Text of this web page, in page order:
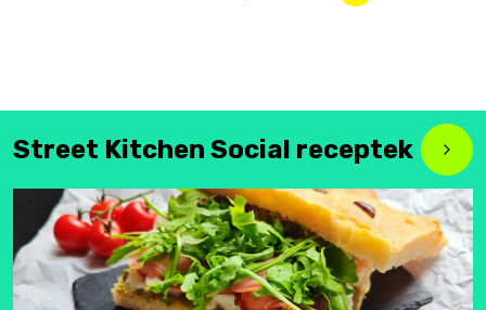
Street Kitchen Social receptek